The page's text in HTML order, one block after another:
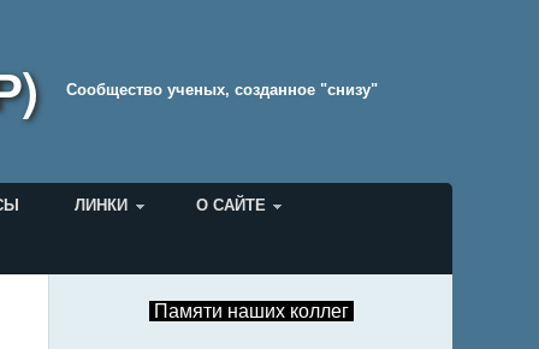
Cообщество ученых, созданное "снизу"
ЛИНКИ О САЙТЕ
Памяти наших коллег